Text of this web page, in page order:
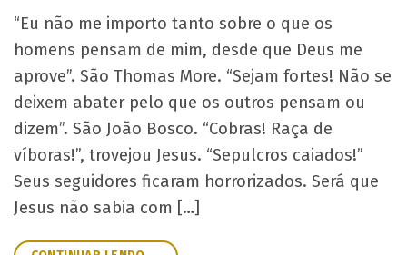
“Eu não me importo tanto sobre o que os
homens pensam de mim, desde que Deus me
aprove”. São Thomas More. “Sejam fortes! Não se
deixem abater pelo que os outros pensam ou
dizem”. São João Bosco. “Cobras! Raça de
víboras!”, trovejou Jesus. “Sepulcros caiados!”
Seus seguidores ficaram horrorizados. Será que
Jesus não sabia com […]